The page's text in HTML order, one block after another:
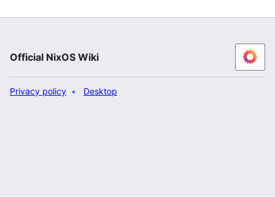
Official NixOS Wiki
Privacy policy Desktop